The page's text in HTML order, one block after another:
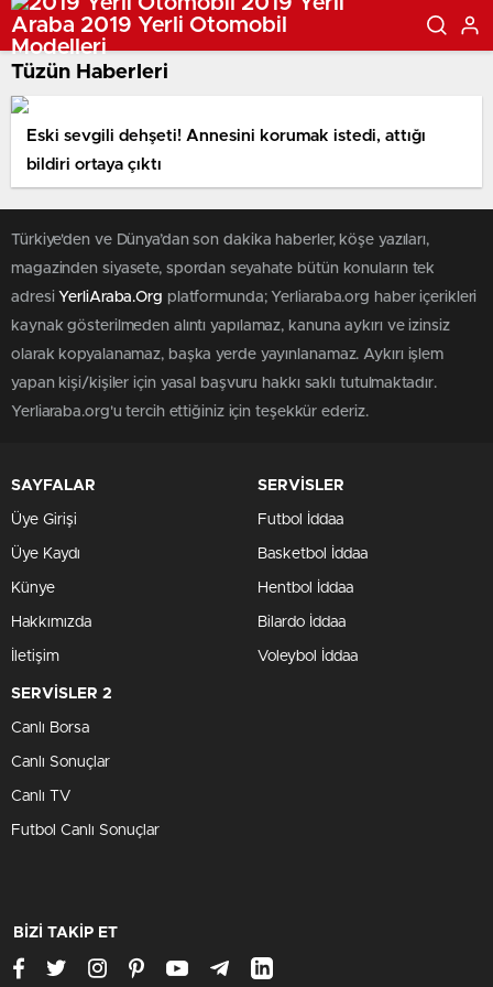
Tüzün Haberleri
Eski sevgili dehşeti! Annesini korumak istedi, attığı
bildiri ortaya çıktı
Türkiye'den ve Dünya’dan son dakika haberler, köşe yazıları,
magazinden siyasete, spordan seyahate bütün konuların tek
adresi YerliAraba.Org platformunda; Yerliaraba.org haber içerikleri
kaynak gösterilmeden alıntı yapılamaz, kanuna aykırı ve izinsiz
olarak kopyalanamaz, başka yerde yayınlanamaz. Aykırı işlem
yapan kişi/kişiler için yasal başvuru hakkı saklı tutulmaktadır.
Yerliaraba.org'u tercih ettiğiniz için teşekkür ederiz.
SAYFALAR
Üye Girişi
Üye Kaydı
Künye
Hakkımızda
İletişim
SERVİSLER
Futbol İddaa
Basketbol İddaa
Hentbol İddaa
Bilardo İddaa
Voleybol İddaa
SERVİSLER 2
Canlı Borsa
Canlı Sonuçlar
Canlı TV
Futbol Canlı Sonuçlar
BİZİ TAKİP ET